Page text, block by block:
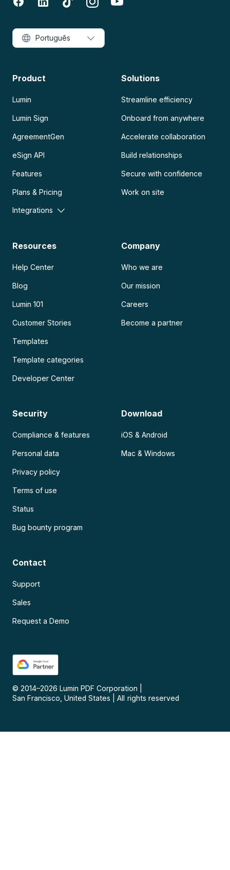
Product
Lumin
Lumin Sign
AgreementGen
eSign API
Features
Plans & Pricing
Integrations
Solutions
Streamline efficiency
Onboard from anywhere
Accelerate collaboration
Build relationships
Secure with confidence
Work on site
Resources
Help Center
Blog
Lumin 101
Customer Stories
Templates
Template categories
Developer Center
Company
Who we are
Our mission
Careers
Become a partner
Security
Compliance & features
Personal data
Privacy policy
Terms of use
Status
Bug bounty program
Download
iOS & Android
Mac & Windows
Contact
Support
Sales
Request a Demo
© 2014–2026 Lumin PDF Corporation
San Francisco, United States
All rights reserved
Português